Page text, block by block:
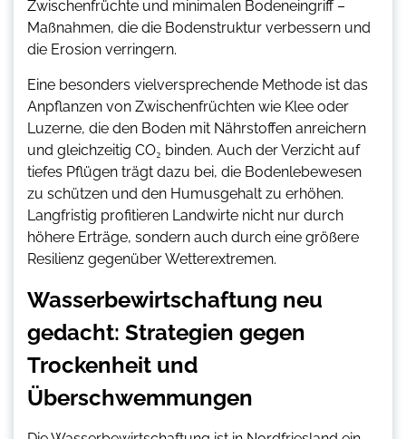
Zwischenfrüchte und minimalen Bodeneingriff –
Maßnahmen, die die Bodenstruktur verbessern und
die Erosion verringern.
Eine besonders vielversprechende Methode ist das
Anpflanzen von Zwischenfrüchten wie Klee oder
Luzerne, die den Boden mit Nährstoffen anreichern
und gleichzeitig CO₂ binden. Auch der Verzicht auf
tiefes Pflügen trägt dazu bei, die Bodenlebewesen
zu schützen und den Humusgehalt zu erhöhen.
Langfristig profitieren Landwirte nicht nur durch
höhere Erträge, sondern auch durch eine größere
Resilienz gegenüber Wetterextremen.
Wasserbewirtschaftung neu
gedacht: Strategien gegen
Trockenheit und
Überschwemmungen